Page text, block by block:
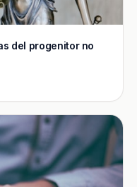
del progenitor no